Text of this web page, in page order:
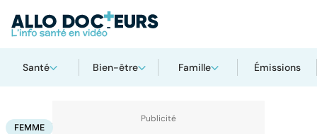
Santé Bien-être Famille Émissions
AccueilSanté
FEMME